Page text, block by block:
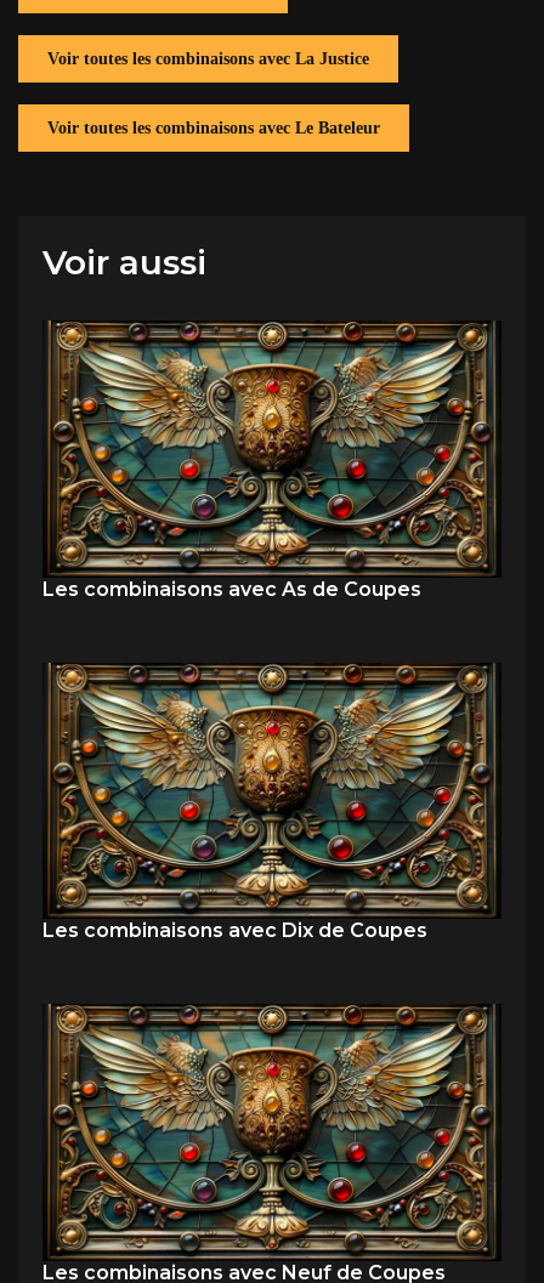
Voir toutes les combinaisons avec La Justice
Voir toutes les combinaisons avec Le Bateleur
Voir aussi
Les combinaisons avec As de Coupes
Les combinaisons avec Dix de Coupes
Les combinaisons avec Neuf de Coupes